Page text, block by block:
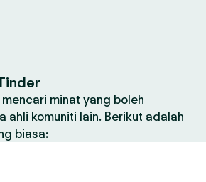
minat yang boleh
ahli komuniti lain. Berikut adalah
biasa: